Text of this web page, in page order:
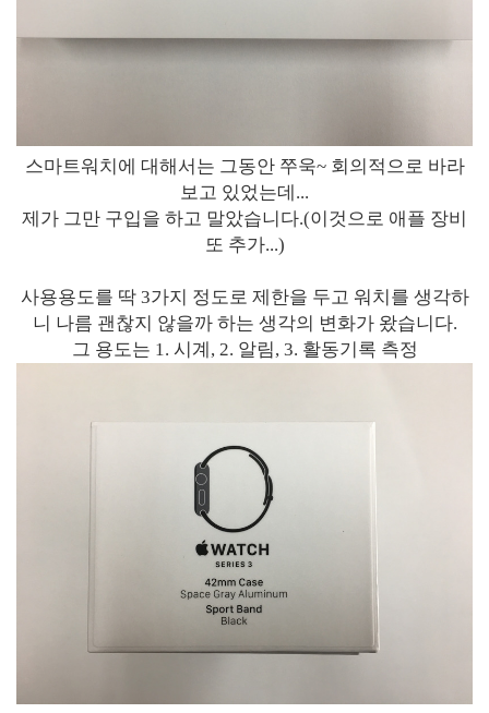
스마트워치에 대해서는 그동안 쭈욱~ 회의적으로 바라
보고 있었는데...
제가 그만 구입을 하고 말았습니다.(이것으로 애플 장비
또 추가...)
사용용도를 딱 3가지 정도로 제한을 두고 워치를 생각하
니 나름 괜찮지 않을까 하는 생각의 변화가 왔습니다.
그 용도는 1. 시계, 2. 알림, 3. 활동기록 측정